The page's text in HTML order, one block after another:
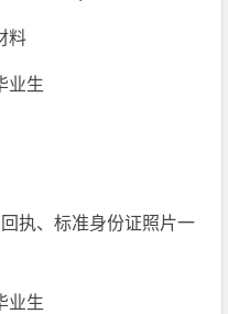
料
业生
执、标准身份证照片一
业生